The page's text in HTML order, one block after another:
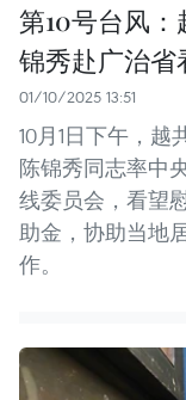
第10号台风
锦秀赴广治省
01/10/2025 13:51
10月1日下午，
陈锦秀同志率中
线委员会，看望
助金，协助当地
作。